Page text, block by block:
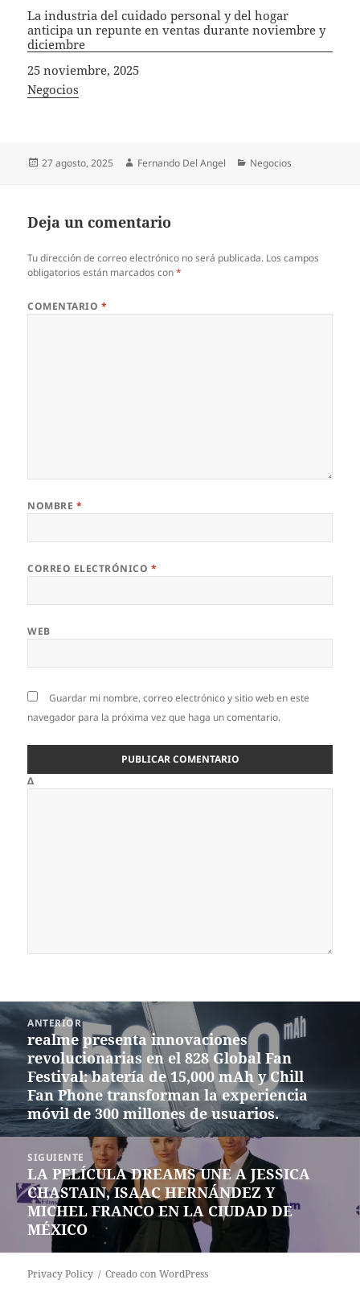
La industria del cuidado personal y del hogar
anticipa un repunte en ventas durante noviembre y
diciembre
Fecha
25 noviembre, 2025
In relation to
Negocios
Publicado
27 agosto, 2025 Autor
Fernando Del Angel Categorías
Negocios
Deja un comentario
Tu dirección de correo electrónico no será publicada. Los campos
obligatorios están marcados con*
COMENTARIO *
NOMBRE *
CORREO ELECTRÓNICO *
WEB
Guardar mi nombre, correo electrónico y sitio web en este
navegador para la próxima vez que haga un comentario.
Δ
Navegación
entradas
ANTERIOR
Entrada
anterior:
realme presenta innovaciones
revolucionarias en el 828 Global Fan
Festival: batería de 15,000 mAh y Chill
Fan Phone transforman la experiencia
móvil de 300 millones de usuarios.
SIGUIENTE
Siguiente
entrada:
LA PELÍCULA DREAMS UNE A JESSICA
CHASTAIN, ISAAC HERNÁNDEZ Y
MICHEL FRANCO EN LA CIUDAD DE
MÉXICO
Privacy Policy Creado con WordPress